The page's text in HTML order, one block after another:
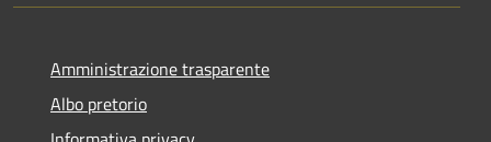
Amministrazione trasparente
Albo pretorio